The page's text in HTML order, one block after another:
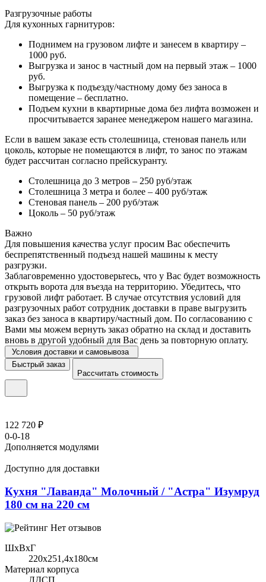
Разгрузочные работы
Для кухонных гарнитуров:
Поднимем на грузовом лифте и занесем в квартиру –
1000 руб.
Выгрузка и занос в частный дом на первый этаж – 1000
руб.
Выгрузка к подъезду/частному дому без заноса в
помещение – бесплатно.
Подъем кухни в квартирные дома без лифта возможен и
просчитывается заранее менеджером нашего магазина.
Если в вашем заказе есть столешница, стеновая панель или
цоколь, которые не помещаются в лифт, то занос по этажам
будет рассчитан согласно прейскуранту.
Столешница до 3 метров – 250 руб/этаж
Столешница 3 метра и более – 400 руб/этаж
Стеновая панель – 200 руб/этаж
Цоколь – 50 руб/этаж
Важно
Для повышения качества услуг просим Вас обеспечить
беспрепятственный подъезд нашей машины к месту
разгрузки.
Заблаговременно удостоверьтесь, что у Вас будет возможность
открыть ворота для въезда на территорию. Убедитесь, что
грузовой лифт работает. В случае отсутствия условий для
разгрузочных работ сотрудник доставки в праве выгрузить
заказ без заноса в квартиру/частный дом. По согласованию с
Вами мы можем вернуть заказ обратно на склад и доставить
вновь в другой удобный для Вас день за повторную оплату.
Условия доставки и самовывоза
Быстрый заказ
Рассчитать стоимость
122 720 ₽
0-0-18
Дополняется модулями
Доступно для доставки
Кухня "Лаванда" Молочный / "Астра" Изумруд
180 см на 220 см
Нет отзывов
ШхВхГ
220x251,4х180см
Материал корпуса
ЛДСП